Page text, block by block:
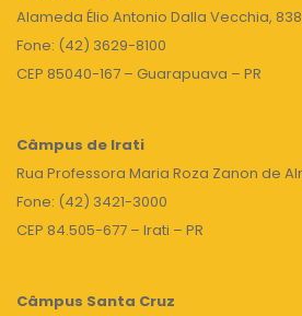
Alameda Élio Antonio Dalla Vecchia, 838
Fone: (42) 3629-8100
CEP 85040-167 – Guarapuava – PR
Câmpus de Irati
Rua Professora Maria Roza Zanon de
Fone: (42) 3421-3000
CEP 84.505-677 – Irati – PR
Câmpus Santa Cruz